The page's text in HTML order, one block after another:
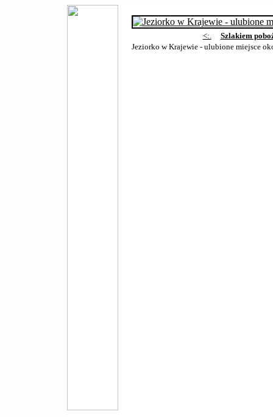
<:.
Szlakiem
Jeziorko w Krajewie - ulubione miejsce